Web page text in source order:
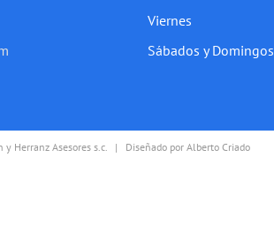
Viernes
Sábados y Domingos
y Herranz Asesores s.c. | Diseñado por Alberto Criado